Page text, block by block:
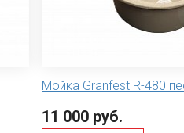
Мойка Granfest R-480
11 000 руб.